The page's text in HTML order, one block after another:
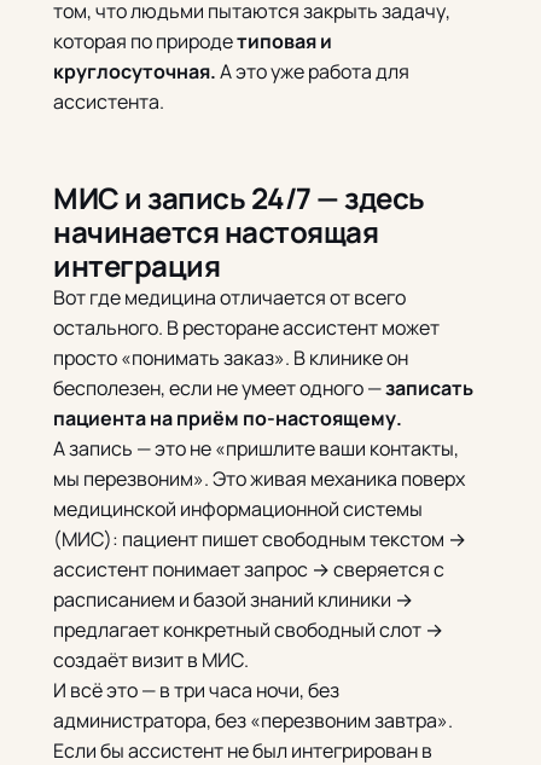
том, что людьми пытаются закрыть задачу,
которая по природетиповая и
круглосуточная.А это уже работа для
ассистента.
МИС и запись 24/7 — здесь
начинается настоящая
интеграция
Вот где медицина отличается от всего
остального. В ресторане ассистент может
просто «понимать заказ». В клинике он
бесполезен, если не умеет одного —записать
пациента на приём по-настоящему.
А запись — это не «пришлите ваши контакты,
мы перезвоним». Это живая механика поверх
медицинской информационной системы
(МИС): пациент пишет свободным текстом →
ассистент понимает запрос → сверяется с
расписанием и базой знаний клиники →
предлагает конкретный свободный слот →
создаёт визит в МИС.
И всё это — в три часа ночи, без
администратора, без «перезвоним завтра».
Если бы ассистент не был интегрирован в